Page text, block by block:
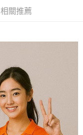
相關推薦